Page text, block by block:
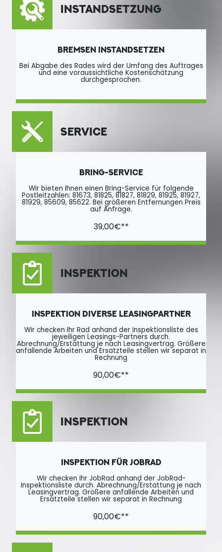
INSTANDSETZUNG
BREMSEN INSTANDSETZEN
Bei Abgabe des Rades wird der Umfang des Auftrages
und eine voraussichtliche Kostenschätzung
durchgesprochen.
SERVICE
BRING-SERVICE
Wir bieten Ihnen einen Bring-Service für folgende
Postleitzahlen: 81673, 81825, 81827, 81829, 81925, 81927,
81929, 85609, 85622. Bei größeren Entfernungen Preis
auf Anfrage.
39,00€**
INSPEKTION
INSPEKTION DIVERSE LEASINGPARTNER
Wir checken Ihr Rad anhand der Inspektionsliste des
jeweiligen Leasings-Partners durch.
Abrechnung/Erstattung je nach Leasingvertrag. Größere
anfallende Arbeiten und Ersatzteile stellen wir separat in
Rechnung
90,00€**
INSPEKTION
INSPEKTION FÜR JOBRAD
Wir checken Ihr JobRad anhand der JobRad-
Inspektionsliste durch. Abrechnung/Erstattung je nach
Leasingvertrag. Größere anfallende Arbeiten und
Ersatzteile stellen wir separat in Rechnung
90,00€**